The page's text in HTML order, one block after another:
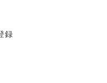
録